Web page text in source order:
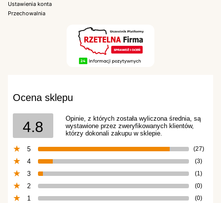
Ustawienia konta
Przechowalnia
Ocena sklepu
4.8
Opinie, z których została wyliczona średnia, są
wystawione przez zweryfikowanych klientów,
którzy dokonali zakupu w sklepie.
5 (27)
4 (3)
3 (1)
2 (0)
1 (0)